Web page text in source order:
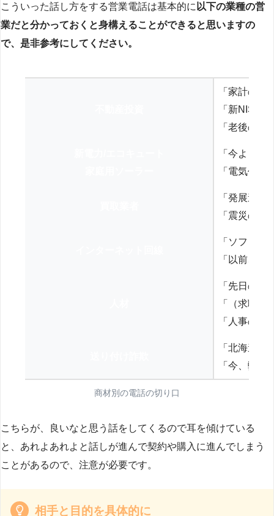
こういった話し方をする営業電話は基本的に 以下の業種の営
業だと分かっておくと身構えることができると思いますの
で、是非参考にしてください。
「家計の見
「新NISA
「老後の
「今より
「電気代を
「発展途
「震災の
「ソフト
「以前、
「先日の
「（求職
「人事の方
「北海道
「今、弊
商材別の電話の切り口
こちらが、良いなと思う話をしてくるので耳を傾けている
と、あれよあれよと話しが進んで契約や購入に進んでしまう
ことがあるので、注意が必要です。
相手と目的を具体的に